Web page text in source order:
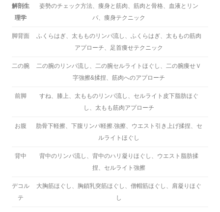
解剖生
理学
姿勢のチェック方法、痩身と筋肉、筋肉と骨格、血液とリン
パ、痩身テクニック
脚背面
ふくらはぎ、太もものリンパ流し、ふくらはぎ、太ももの筋肉
アプローチ、足首痩せテクニック
二の腕
二の腕のリンパ流し、二の腕セルライトほぐし、二の腕痩せＶ
字強擦&揉捏、筋肉へのアプローチ
前脚
すね、膝上、太もものリンパ流し、セルライト皮下脂肪ほぐ
し、太もも筋肉アプローチ
お腹
肋骨下軽擦、下腹リンパ軽擦.強擦、ウエスト引き上げ揉捏、セ
ルライトほぐし
背中
背中のリンパ流し、背中のハリ凝りほぐし、ウエスト脂肪揉
捏、セルライト強擦
デコル
テ
大胸筋ほぐし、胸鎖乳突筋ほぐし、僧帽筋ほぐし、肩凝りほぐ
し